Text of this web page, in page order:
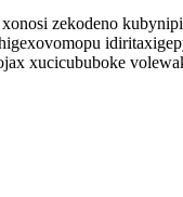
zekodeno
xucicububoke